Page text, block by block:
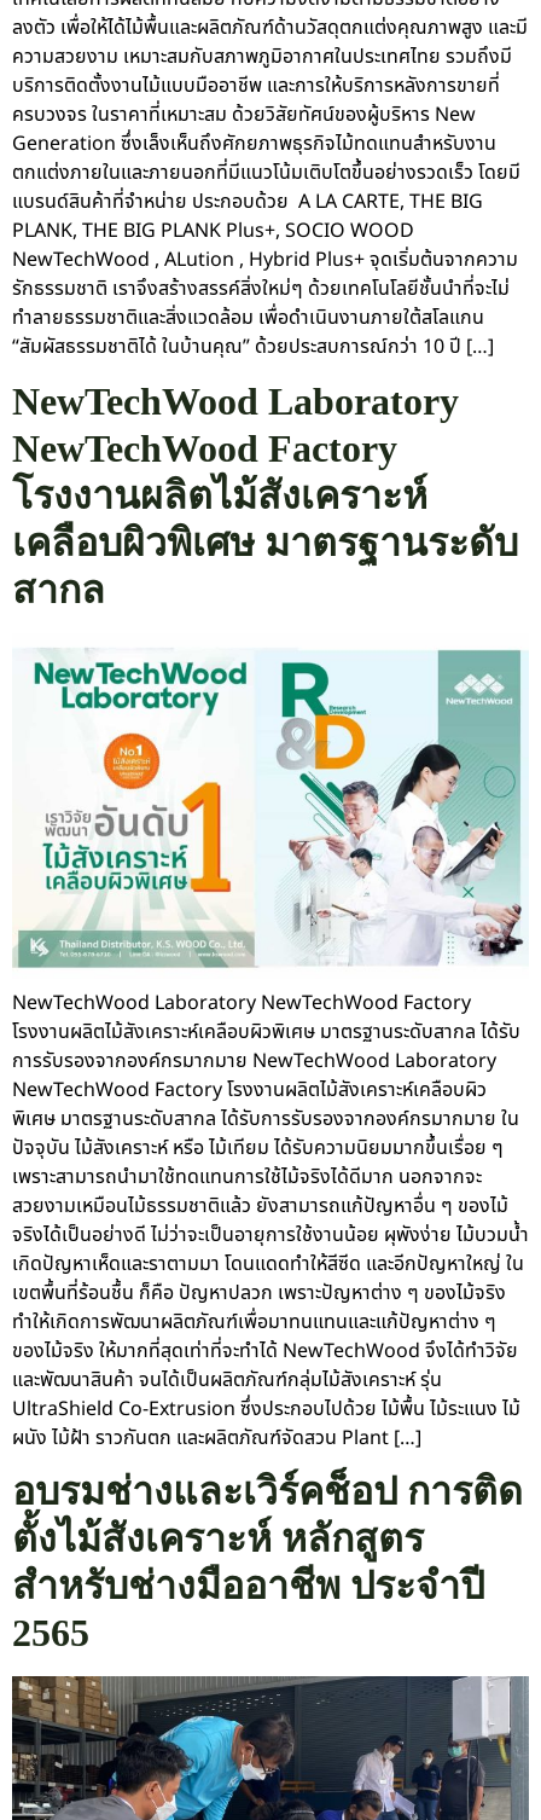
ลงตัว เพื่อให้ได้ไม้พื้นและผลิตภัณฑ์ด้านวัสดุตกแต่งคุณภาพสูง และมี
ความสวยงาม เหมาะสมกับสภาพภูมิอากาศในประเทศไทย รวมถึงมี
บริการติดตั้งงานไม้แบบมืออาชีพ และการให้บริการหลังการขายที่
ครบวงจร ในราคาที่เหมาะสม ด้วยวิสัยทัศน์ของผู้บริหาร New
Generation ซึ่งเล็งเห็นถึงศักยภาพธุรกิจไม้ทดแทนสำหรับงาน
ตกแต่งภายในและภายนอกที่มีแนวโน้มเติบโตขึ้นอย่างรวดเร็ว โดยมี
แบรนด์สินค้าที่จำหน่าย ประกอบด้วย A LA CARTE, THE BIG
PLANK, THE BIG PLANK Plus+, SOCIO WOOD
NewTechWood , ALution , Hybrid Plus+ จุดเริ่มต้นจากความ
รักธรรมชาติ เราจึงสร้างสรรค์สิ่งใหม่ๆ ด้วยเทคโนโลยีชั้นนำที่จะไม่
ทำลายธรรมชาติและสิ่งแวดล้อม เพื่อดำเนินงานภายใต้สโลแกน
“สัมผัสธรรมชาติได้ ในบ้านคุณ” ด้วยประสบการณ์กว่า 10 ปี […]
NewTechWood Laboratory
NewTechWood Factory
โรงงานผลิตไม้สังเคราะห์
เคลือบผิวพิเศษ มาตรฐานระดับ
สากล
NewTechWood Laboratory NewTechWood Factory
โรงงานผลิตไม้สังเคราะห์เคลือบผิวพิเศษ มาตรฐานระดับสากล ได้รับ
การรับรองจากองค์กรมากมาย NewTechWood Laboratory
NewTechWood Factory โรงงานผลิตไม้สังเคราะห์เคลือบผิว
พิเศษ มาตรฐานระดับสากล ได้รับการรับรองจากองค์กรมากมาย ใน
ปัจจุบัน ไม้สังเคราะห์ หรือ ไม้เทียม ได้รับความนิยมมากขึ้นเรื่อย ๆ
เพราะสามารถนำมาใช้ทดแทนการใช้ไม้จริงได้ดีมาก นอกจากจะ
สวยงามเหมือนไม้ธรรมชาติแล้ว ยังสามารถแก้ปัญหาอื่น ๆ ของไม้
จริงได้เป็นอย่างดี ไม่ว่าจะเป็นอายุการใช้งานน้อย ผุพังง่าย ไม้บวมน้ำ
เกิดปัญหาเห็ดและราตามมา โดนแดดทำให้สีซีด และอีกปัญหาใหญ่ ใน
เขตพื้นที่ร้อนชื้น ก็คือ ปัญหาปลวก เพราะปัญหาต่าง ๆ ของไม้จริง
ทำให้เกิดการพัฒนาผลิตภัณฑ์เพื่อมาทนแทนและแก้ปัญหาต่าง ๆ
ของไม้จริง ให้มากที่สุดเท่าที่จะทำได้ NewTechWood จึงได้ทำวิจัย
และพัฒนาสินค้า จนได้เป็นผลิตภัณฑ์กลุ่มไม้สังเคราะห์ รุ่น
UltraShield Co-Extrusion ซึ่งประกอบไปด้วย ไม้พื้น ไม้ระแนง ไม้
ผนัง ไม้ฝ้า ราวกันตก และผลิตภัณฑ์จัดสวน Plant […]
อบรมช่างและเวิร์คช็อป การติด
ตั้งไม้สังเคราะห์ หลักสูตร
สำหรับช่างมืออาชีพ ประจำปี
2565